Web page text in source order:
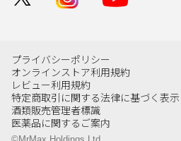
プライバシーポリシー
オンラインストア利用規約
レビュー利用規約
特定商取引に関する法律に基づく表示
酒類販売管理者標識
医薬品に関するご案内